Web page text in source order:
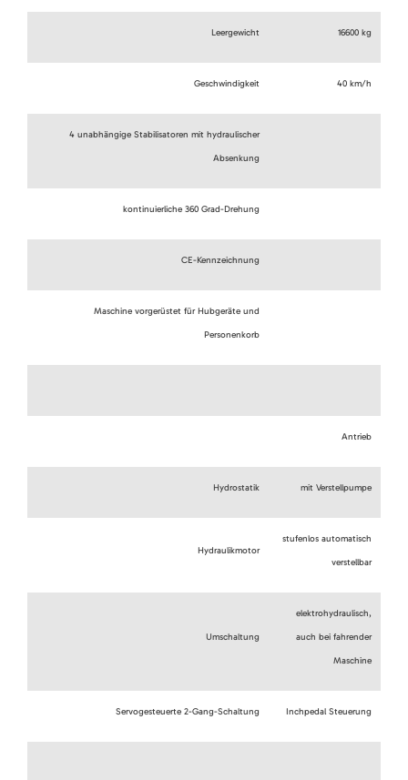
Leergewicht 16600 kg
Geschwindigkeit 40 km/h
4 unabhängige Stabilisatoren mit hydraulischer
Absenkung
kontinuierliche 360 Grad-Drehung
CE-Kennzeichnung
Maschine vorgerüstet für Hubgeräte und
Personenkorb
Antrieb
Hydrostatik mit Verstellpumpe
Hydraulikmotor
stufenlos automatisch
verstellbar
Umschaltung
elektrohydraulisch,
auch bei fahrender
Maschine
Servogesteuerte 2-Gang-Schaltung Inchpedal Steuerung